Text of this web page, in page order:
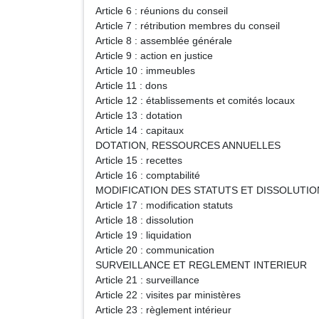
Article 6 : réunions du conseil
Article 7 : rétribution membres du conseil
Article 8 : assemblée générale
Article 9 : action en justice
Article 10 : immeubles
Article 11 : dons
Article 12 : établissements et comités locaux
Article 13 : dotation
Article 14 : capitaux
DOTATION, RESSOURCES ANNUELLES
Article 15 : recettes
Article 16 : comptabilité
MODIFICATION DES STATUTS ET
Article 17 : modification statuts
Article 18 : dissolution
Article 19 : liquidation
Article 20 : communication
SURVEILLANCE ET REGLEMENT INTERIEUR
Article 21 : surveillance
Article 22 : visites par ministères
Article 23 : règlement intérieur